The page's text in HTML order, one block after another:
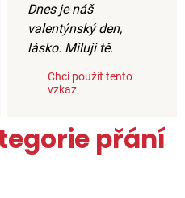
Dnes je náš
valentýnský den,
lásko. Miluji tě.
Chci použít tento
vzkaz
přání